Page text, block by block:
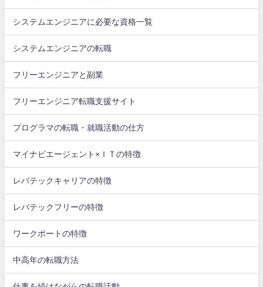
システムエンジニアに必要な資格一覧
システムエンジニアの転職
フリーエンジニアと副業
フリーエンジニア転職支援サイト
プログラマの転職・就職活動の仕方
マイナビエージェント×ＩＴの特徴
レバテックキャリアの特徴
レバテックフリーの特徴
ワークポートの特徴
中高年の転職方法